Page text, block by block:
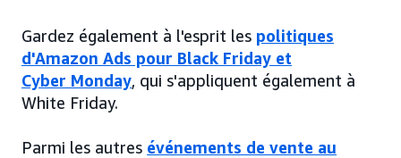
Gardez également à l'esprit les politiques
d'Amazon Ads pour Black Friday et
Cyber Monday, qui s'appliquent également à
White Friday.
Parmi les autres événements de vente au